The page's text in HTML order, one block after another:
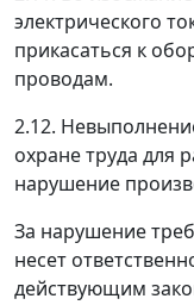
электрического
прикасаться к
проводам.
2.12.
охране труда для
нарушение
За нарушение
несет
действующим